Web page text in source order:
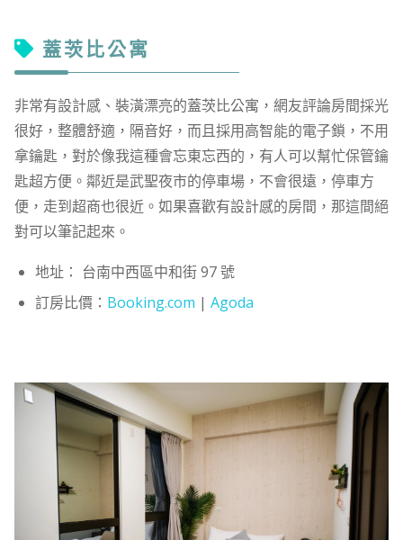
蓋茨比公寓
非常有設計感、裝潢漂亮的蓋茨比公寓，網友評論房間採光
很好，整體舒適，隔音好，而且採用高智能的電子鎖，不用
拿鑰匙，對於像我這種會忘東忘西的，有人可以幫忙保管鑰
匙超方便。鄰近是武聖夜市的停車場，不會很遠，停車方
便，走到超商也很近。如果喜歡有設計感的房間，那這間絕
對可以筆記起來。
地址： 台南中西區中和街 97 號
訂房比價： Booking.com | Agoda